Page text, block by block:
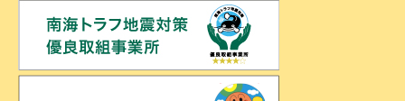
1.当社の推奨するインターネット環境にてお申込みを
お願いします。
推奨以外の環境によって発⽣した情報の不備や
それに伴う連絡の不徹底については責任を負いかねま